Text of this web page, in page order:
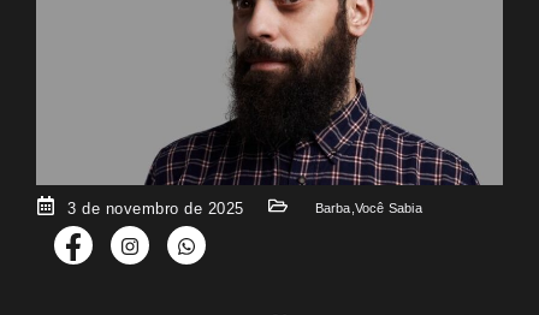
3 de novembro de 2025 Barba Você Sabia